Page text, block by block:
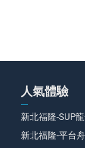
人氣體驗
新北福隆-SUP
新北福隆-平台舟